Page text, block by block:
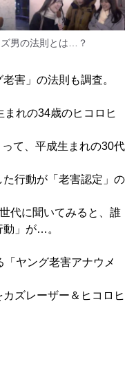
男の法則とは…？
害」の法則も調査。
れの34歳のヒコロヒ
て、平成生まれの30代
行動が「老害認定」の
代に聞いてみると、誰
動」が…。
ヤング老害アナウメ
ズレーザー＆ヒコロヒ